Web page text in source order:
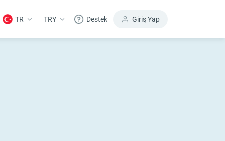
TR TRY Destek Giriş Yap